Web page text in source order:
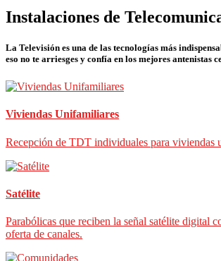
Instalaciones de
La Televisión es una de las tecnologías más
eso no te arriesges y confía en los mejores antenistas
Viviendas Unifamiliares
Recepción de TDT individuales para viviendas
Satélite
Parabólicas que reciben la señal satélite digital
oferta de canales.